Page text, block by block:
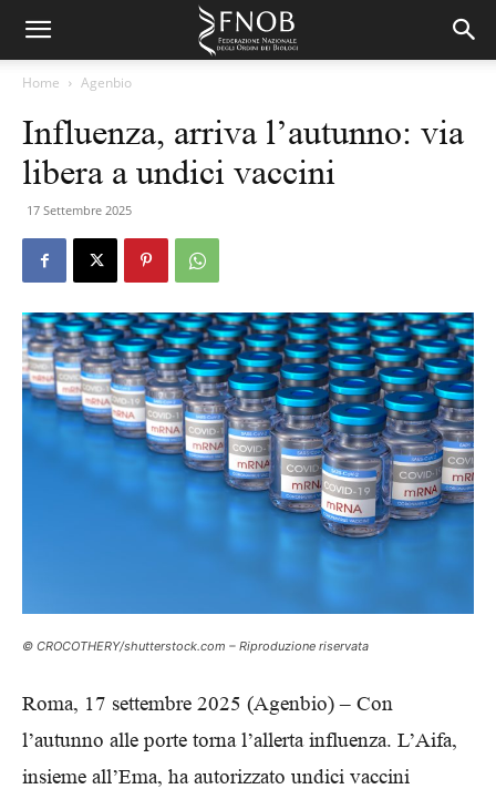
Home Agenbio
Influenza, arriva l’autunno: via
libera a undici vaccini
17 Settembre 2025
© CROCOTHERY/shutterstock.com – Riproduzione riservata
Roma, 17 settembre 2025 (Agenbio) – Con
l’autunno alle porte torna l’allerta influenza. L’Aifa,
insieme all’Ema, ha autorizzato undici vaccini